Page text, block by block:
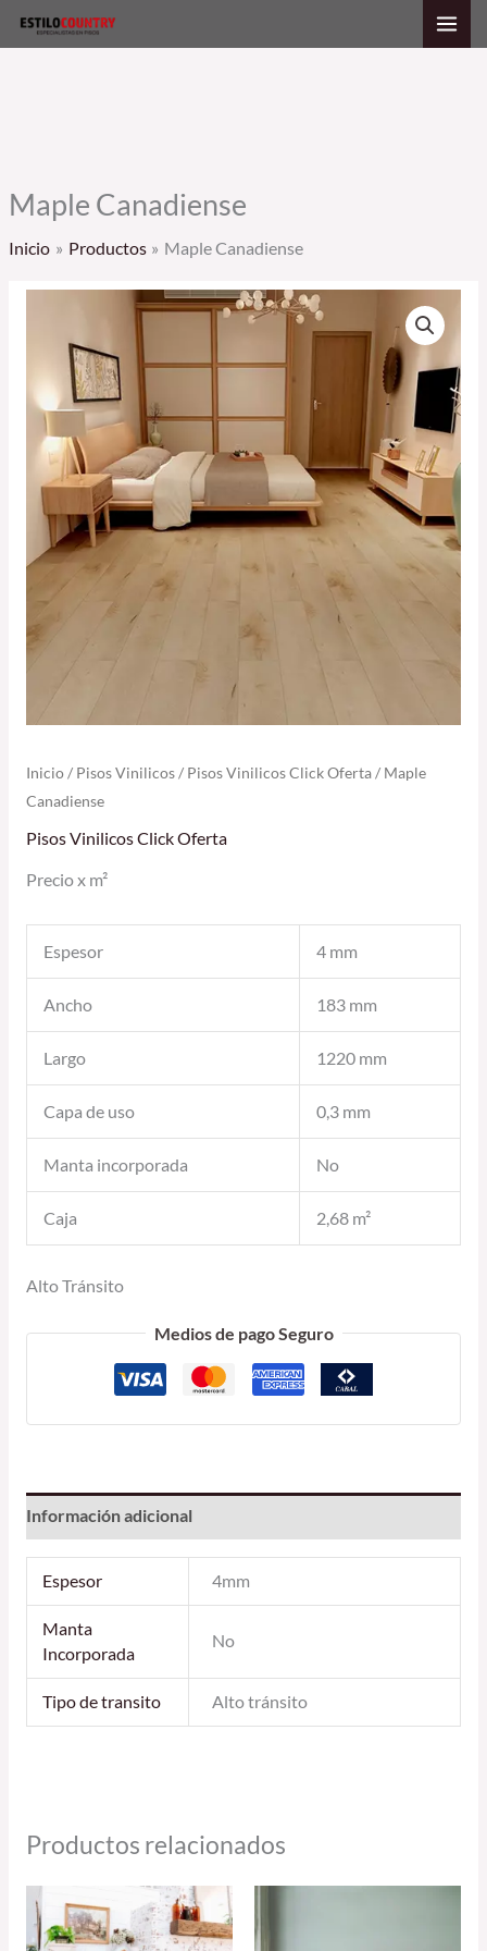
al
Maple Canadiense
Inicio Productos Maple Canadiense
Inicio/ Pisos Vinilicos/ Pisos Vinilicos Click Oferta/ Maple
Canadiense
Pisos Vinilicos Click Oferta
Precio x m²
Espesor 4 mm
Ancho 183 mm
Largo 1220 mm
Capa de uso 0,3 mm
Manta incorporada No
Caja 2,68 m²
Alto Tránsito
Medios de pago Seguro
Información adicional
Espesor 4mm
Manta
Incorporada
No
Tipo de transito Alto tránsito
Productos relacionados